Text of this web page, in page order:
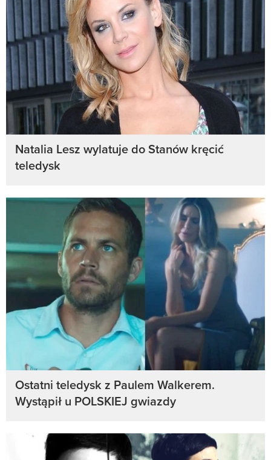
Natalia Lesz wylatuje do Stanów kręcić
teledysk
Ostatni teledysk z Paulem Walkerem.
Wystąpił u POLSKIEJ gwiazdy